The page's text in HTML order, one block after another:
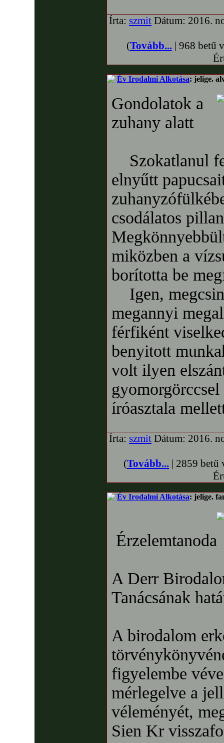
Írta: szmit Dátum: 2016.
(Tovább...| 968 betű
Év Irodalmi Alkotása: jelige.
Gondolatok a
zuhany alatt
Szokatlanul
elnyűtt
csodálatos
miközben a
borította be
Igen,
megannyi
férfiként
benyitott
volt ilyen
íróasztala
Írta: szmit Dátum: 2016.
(Tovább... | 2859 betű
Év Irodalmi Alkotása: jelige.
Érzelemtanoda
A Derr
Tanácsának
A birodalom
figyelembe
mérlegelve a
véleményét,
Sien Kr